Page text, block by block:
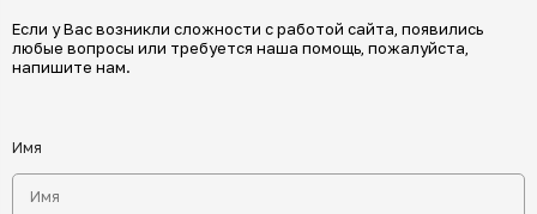
Если у Вас возникли сложности с работой сайта, появились
любые вопросы или требуется наша помощь, пожалуйста,
напишите нам.
Имя